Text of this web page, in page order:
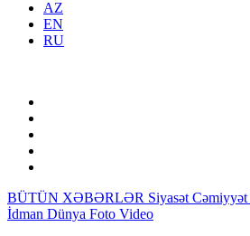
AZ
EN
RU
BÜTÜN XƏBƏRLƏR Siyasət Cəmiyyət
İdman Dünya Foto Video